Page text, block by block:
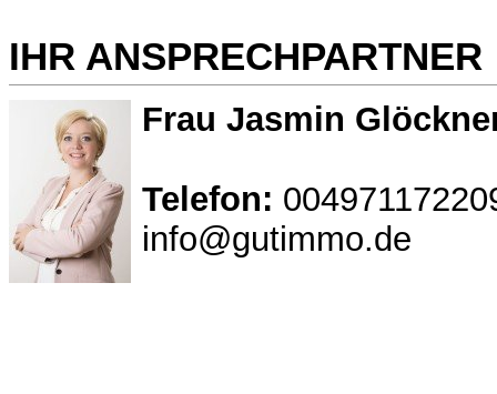
IHR ANSPRECHPARTNER
Frau Jasmin
Telefon:
info@gutimmo.de